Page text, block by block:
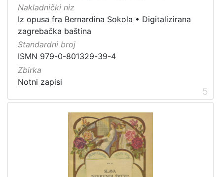
Nakladnički niz
Iz opusa fra Bernardina Sokola • Digitalizirana
zagrebačka baština
Standardni broj
ISMN 979-0-801329-39-4
Zbirka
Notni zapisi
5